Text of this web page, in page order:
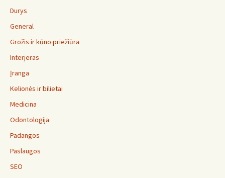
Durys
General
Grožis ir kūno priežiūra
Interjeras
Įranga
Kelionės ir bilietai
Medicina
Odontologija
Padangos
Paslaugos
SEO